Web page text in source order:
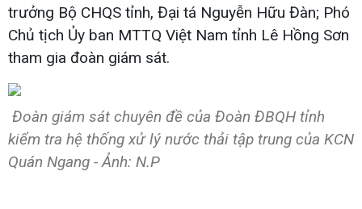
trưởng Bộ CHQS tỉnh, Đại tá Nguyễn Hữu Đàn; Phó
Chủ tịch Ủy ban MTTQ Việt Nam tỉnh Lê Hồng Sơn
tham gia đoàn giám sát.
Đoàn giám sát chuyên đề của Đoàn ĐBQH tỉnh
kiểm tra hệ thống xử lý nước thải tập trung của KCN
Quán Ngang - Ảnh: N.P